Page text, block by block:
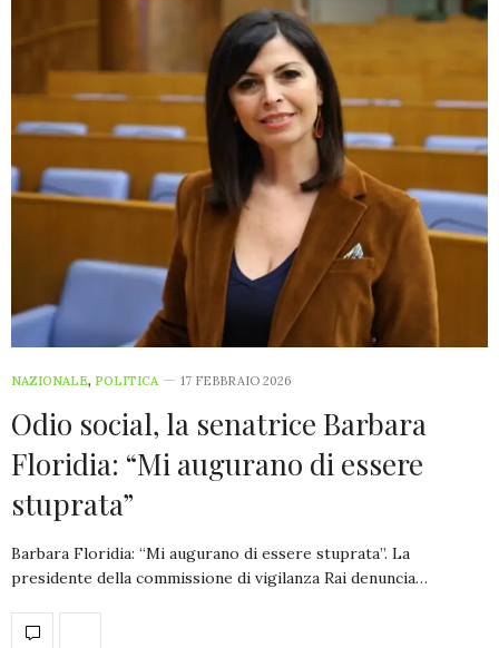
NAZIONALE, POLITICA 17 FEBBRAIO 2026
Odio social, la senatrice Barbara
Floridia: “Mi augurano di essere
stuprata”
Barbara Floridia: “Mi augurano di essere stuprata”. La
presidente della commissione di vigilanza Rai denuncia…